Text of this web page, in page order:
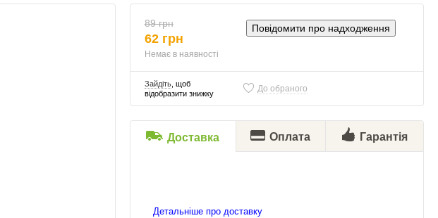
89 грн
62 грн
Немає в наявності
Повідомити про надходження
Зайдіть, щоб
відобразити знижку
До обраного
Доставка Оплата Гарантія
Детальніше про доставку